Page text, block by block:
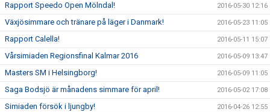
Rapport Speedo Open Mölndal! 2016-05-30 12:16
Växjösimmare och tränare på läger i Danmark! 2016-05-23 11:05
Rapport Calella! 2016-05-11 15:07
Vårsimiaden Regionsfinal Kalmar 2016 2016-05-09 13:47
Masters SM i Helsingborg! 2016-05-09 11:05
Saga Bodsjö är månadens simmare för april! 2016-05-02 17:08
Simiaden försök i ljungby! 2016-04-26 12:55